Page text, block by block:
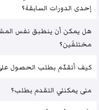
إحدى الدورات السابقة؟
هل يمكن أن ينطبق نفس
مختلفَين؟
كيف أتقدّم بطلب الحصول
متى يمكنني التقدم بطلب؟